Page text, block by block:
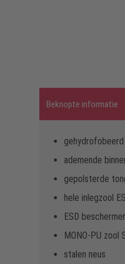
Beknopte informatie
ademende
gepolsterde
hele inlegzool
ESD
MONO-PU zool
stalen neus